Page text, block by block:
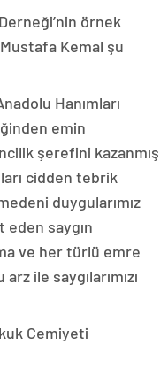
örnek
Kemal şu
Hanımları
emin
şerefini kazanmış
cidden tebrik
duygularımız
eden saygın
ve her türlü emre
ile saygılarımızı
Cemiyeti